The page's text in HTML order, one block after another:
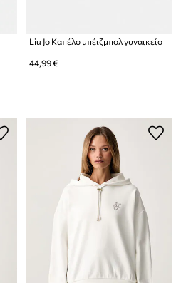
Liu Jo Καπέλο μπέιζμπολ γυναικείο
44,99 €